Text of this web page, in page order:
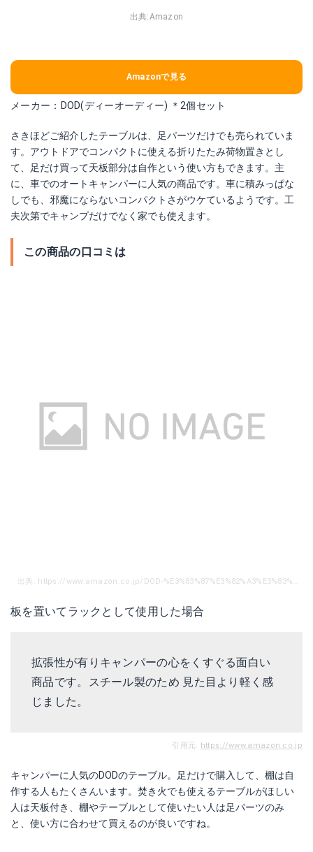
出典:Amazon
Amazonで見る
メーカー：DOD(ディーオーディー) ＊2個セット
さきほどご紹介したテーブルは、足パーツだけでも売られていま
す。アウトドアでコンパクトに使える折りたたみ荷物置きとし
て、足だけ買って天板部分は自作という使い方もできます。主
に、車でのオートキャンパーに人気の商品です。車に積みっぱな
しでも、邪魔にならないコンパクトさがウケているようです。工
夫次第でキャンプだけでなく家でも使えます。
この商品の口コミは
板を置いてラックとして使用した場合
拡張性が有りキャンパーの心をくすぐる面白い
商品です。スチール製のため 見た目より軽く感
じました。
引用元: https://www.amazon.co.jp
キャンパーに人気のDODのテーブル。足だけで購入して、棚は自
作する人もたくさんいます。焚き火でも使えるテーブルがほしい
人は天板付き、棚やテーブルとして使いたい人は足パーツのみ
と、使い方に合わせて買えるのが良いですね。